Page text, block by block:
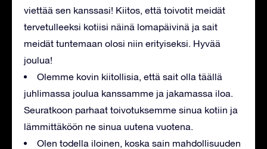
viettää sen kanssasi! Kiitos, että toivotit meidät
tervetulleeksi kotiisi näinä lomapäivinä ja sait
meidät tuntemaan olosi niin erityiseksi. Hyvää
joulua!
Olemme kovin kiitollisia, että sait olla täällä
juhlimassa joulua kanssamme ja jakamassa iloa.
Seuratkoon parhaat toivotuksemme sinua kotiin ja
lämmittäköön ne sinua uutena vuotena.
Olen todella iloinen, koska sain mahdollisuuden